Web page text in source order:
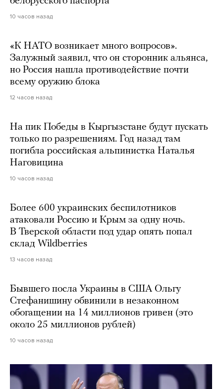
10 часов назад
«К НАТО возникает много вопросов».
Залужный заявил, что он сторонник альянса,
но Россия нашла противодействие почти
всему оружию блока
12 часов назад
На пик Победы в Кыргызстане будут пускать
только по разрешениям. Год назад там
погибла российская альпинистка Наталья
Наговицина
10 часов назад
Более 600 украинских беспилотников
атаковали Россию и Крым за одну ночь.
В Тверской области под удар опять попал
склад Wildberries
13 часов назад
Бывшего посла Украины в США Ольгу
Стефанишину обвинили в незаконном
обогащении на 14 миллионов гривен (это
около 25 миллионов рублей)
10 часов назад